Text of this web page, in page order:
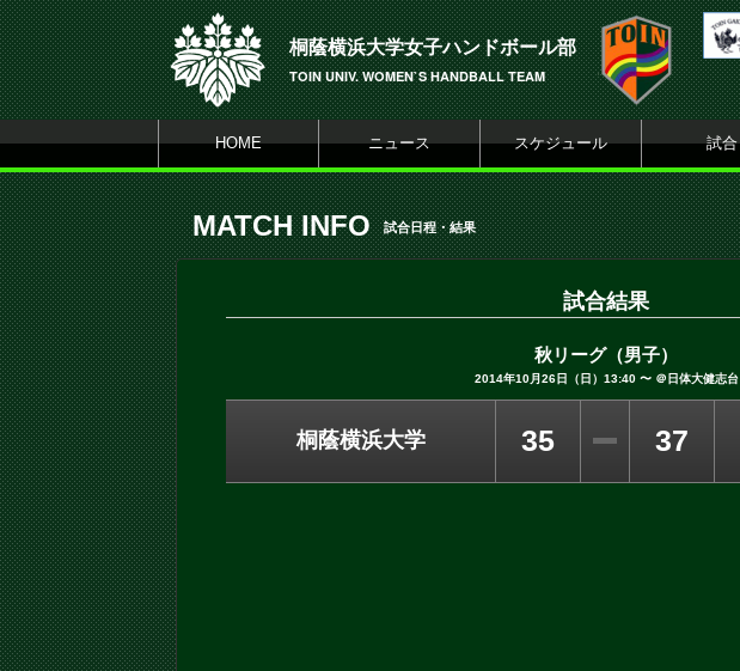
桐蔭横浜大学女子ハンドボール部
TOIN UNIV. WOMEN`S HANDBALL TEAM
HOME ニュース スケジュール 試合
MATCH INFO 試合日程・結果
試合結果
秋リーグ（男子）
2014年10月26日（日）13:40 〜 ＠日体大健志台
桐蔭横浜大学 35 37